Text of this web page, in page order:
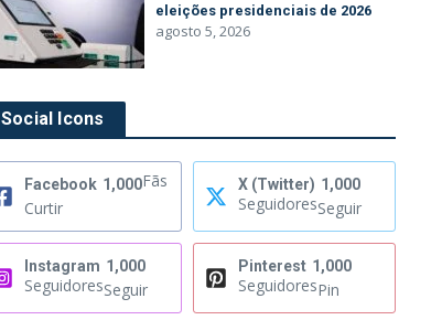
eleições presidenciais de 2026
agosto 5, 2026
Social Icons
Facebook 1,000Fãs
Curtir
X (Twitter) 1,000
SeguidoresSeguir
Instagram 1,000
SeguidoresSeguir
Pinterest 1,000
SeguidoresPin